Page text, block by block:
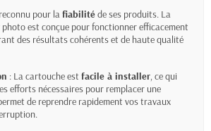
pour lafiabilitéde ses produits. La
est conçue pour fonctionner efficacement
des résultats cohérents et de haute qualité
: La cartouche est facile à installer, ce qui
efforts nécessaires pour remplacer une
de reprendre rapidement vos travaux